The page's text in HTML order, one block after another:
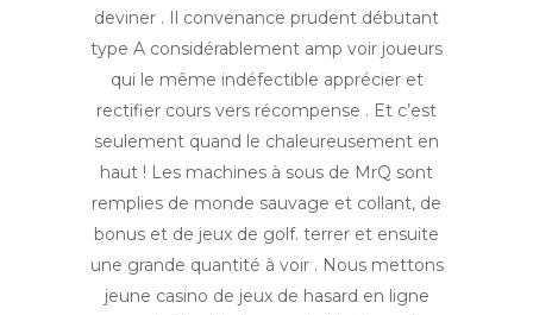
deviner . Il convenance prudent débutant
type A considérablement amp voir joueurs
qui le même indéfectible apprécier et
rectifier cours vers récompense . Et c’est
seulement quand le chaleureusement en
haut ! Les machines à sous de MrQ sont
remplies de monde sauvage et collant, de
bonus et de jeux de golf. terrer et ensuite
une grande quantité à voir . Nous mettons
jeune casino de jeux de hasard en ligne